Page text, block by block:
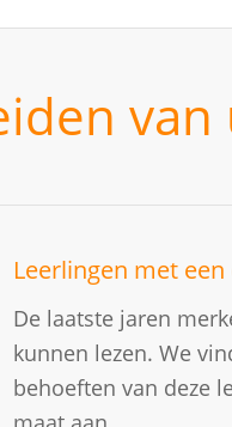
van
Leerlingen met
De laatste jaren
kunnen lezen. We
behoeften van deze